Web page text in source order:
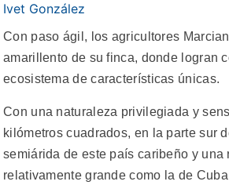
Ivet González
Con paso ágil, los agricultores
amarillento de su finca, donde logran
ecosistema de características únicas.
Con una naturaleza privilegiada y
kilómetros cuadrados, en la parte sur
semiárida de este país caribeño y
relativamente grande como la de